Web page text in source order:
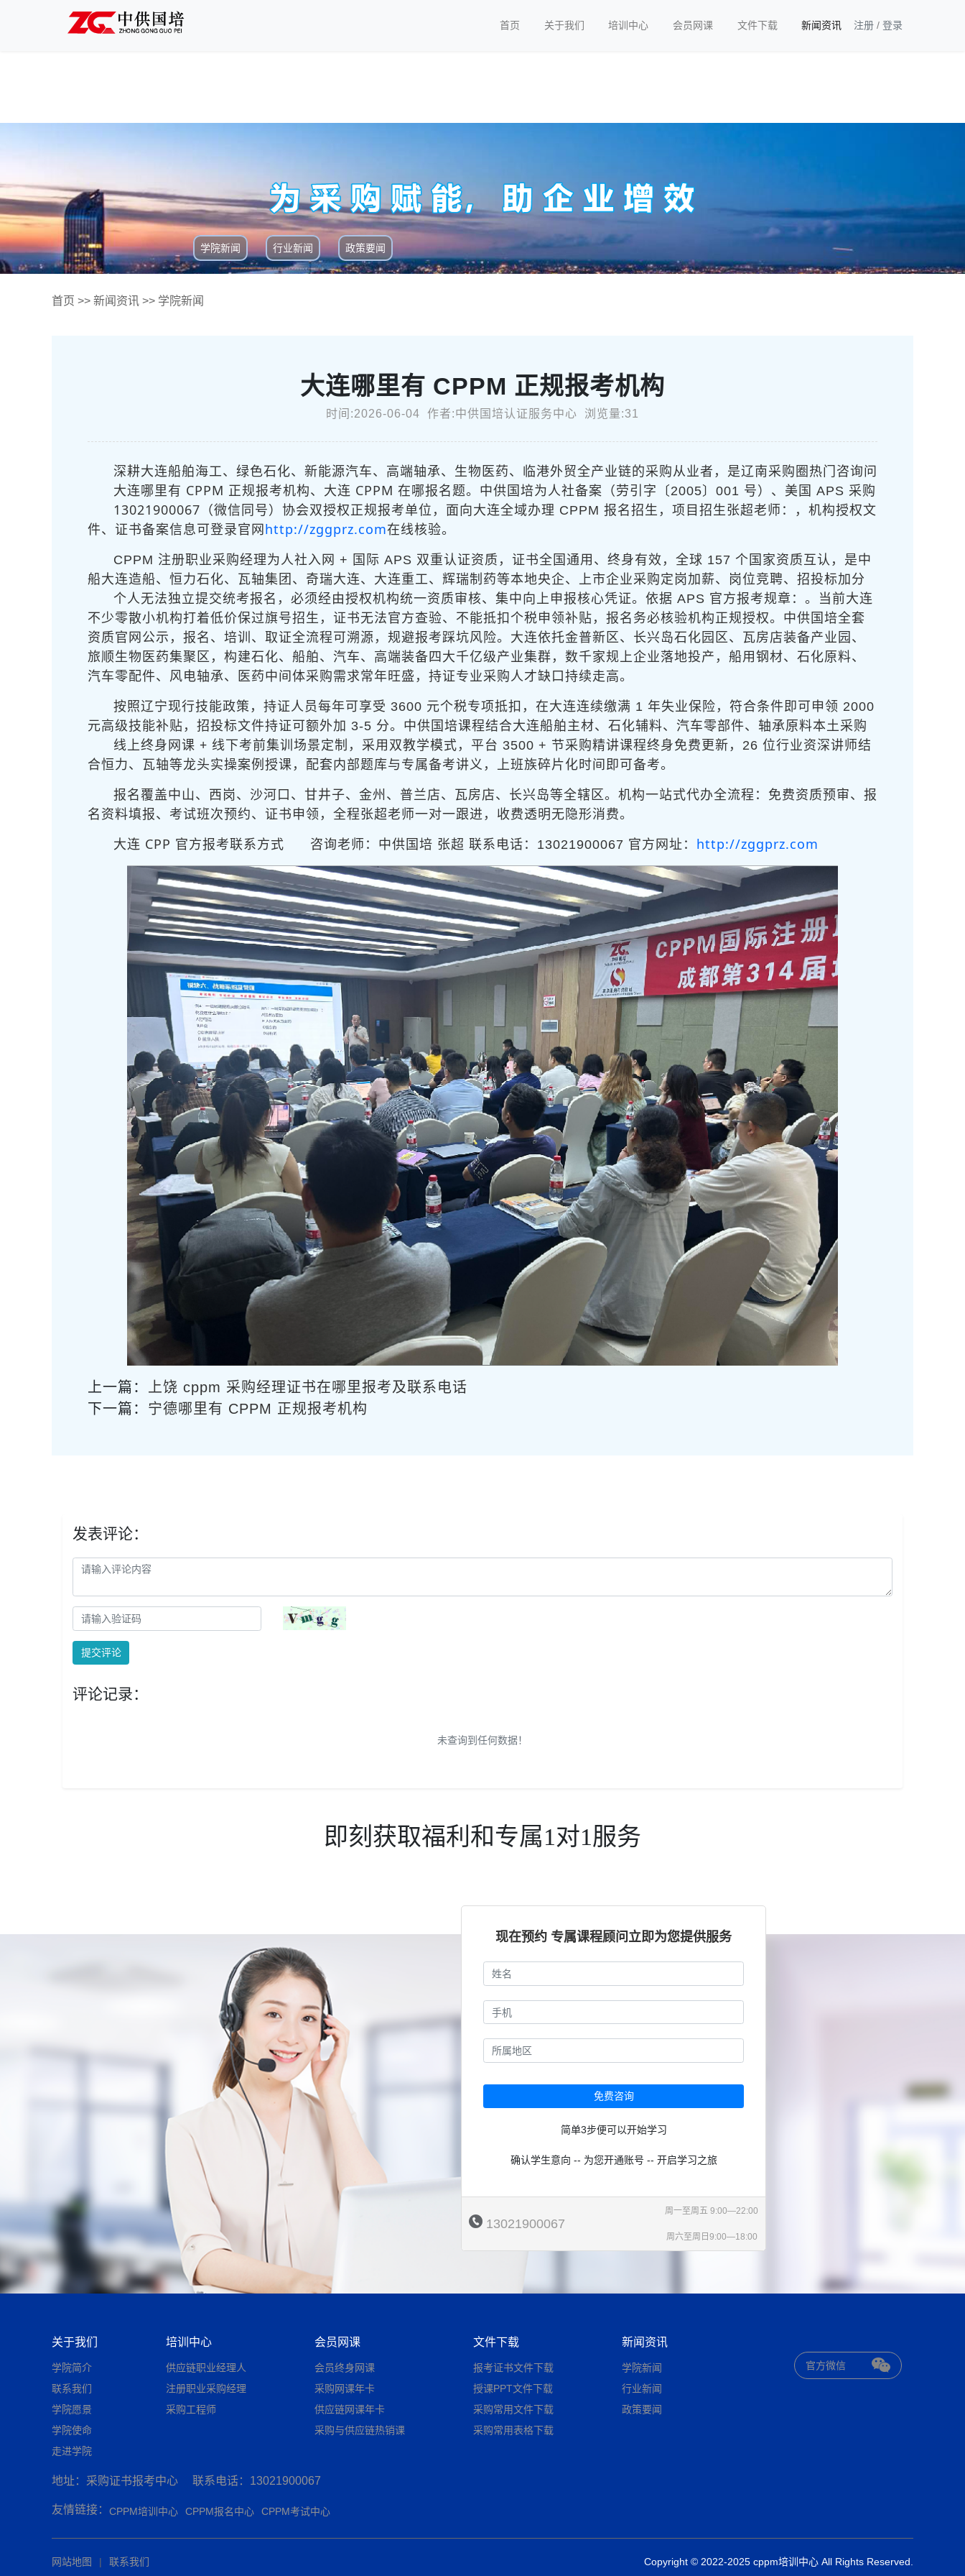
首页 关于我们 培训中心 会员网课 文件下载 新闻资讯 注册 / 登录
学院新闻 行业新闻 政策要闻
首页 >> 新闻资讯 >> 学院新闻
大连哪里有 CPPM 正规报考机构
时间:2026-06-04 作者:中供国培认证服务中心 浏览量:31
深耕大连船舶海工、绿色石化、新能源汽车、高端轴承、生物医药、临港外贸全产业链的采购从业者，
大连哪里有 CPPM 正规报考机构、大连 CPPM 在哪报名
是辽南采购圈热门咨询问
题。中供国培为人社备案（劳引字〔2005〕001 号）、美国 APS 采购
协会双授权正规报考单位，面向大连全域办理 CPPM 报名招生，项目招生张超老师：
13021900067（微信同号）
，机构授权文
件、证书备案信息可登录官网 http://zggprz.com在线核验。
CPPM 注册职业采购经理为人社入网 + 国际 APS 双重认证资质，证书全国通用、终身有效，全球 157 个国家资质互认，是中
船大连造船、恒力石化、瓦轴集团、奇瑞大连、大连重工、辉瑞制药等本地央企、上市企业采购定岗加薪、岗位竞聘、招投标加分
核心凭证。依据 APS 官方报考规章：
个人无法独立提交统考报名，必须经由授权机构统一资质审核、集中向上申报
。当前大连
不少零散小机构打着低价保过旗号招生，证书无法官方查验、不能抵扣个税申领补贴，报名务必核验机构正规授权。中供国培全套
资质官网公示，报名、培训、取证全流程可溯源，规避报考踩坑风险。大连依托金普新区、长兴岛石化园区、瓦房店装备产业园、
旅顺生物医药集聚区，构建石化、船舶、汽车、高端装备四大千亿级产业集群，数千家规上企业落地投产，船用钢材、石化原料、
汽车零配件、风电轴承、医药中间体采购需求常年旺盛，持证专业采购人才缺口持续走高。
按照辽宁现行技能政策，持证人员每年可享受 3600 元个税专项抵扣，在大连连续缴满 1 年失业保险，符合条件即可申领 2000
元高级技能补贴，招投标文件持证可额外加 3-5 分。中供国培课程结合大连船舶主材、石化辅料、汽车零部件、轴承原料本土采购
场景定制，采用
线上终身网课 + 线下考前集训
双教学模式，平台 3500 + 节采购精讲课程终身免费更新，26 位行业资深讲师结
合恒力、瓦轴等龙头实操案例授课，配套内部题库与专属备考讲义，上班族碎片化时间即可备考。
报名覆盖中山、西岗、沙河口、甘井子、金州、普兰店、瓦房店、长兴岛等全辖区。机构一站式代办全流程：免费资质预审、报
名资料填报、考试班次预约、证书申领，全程张超老师一对一跟进，收费透明无隐形消费。
大连 CPP 官方报考联系方式 咨询老师：中供国培 张超 联系电话：13021900067 官方网址： http://zggprz.com
上一篇：
上饶 cppm 采购经理证书在哪里报考及联系电话
下一篇： 宁德哪里有 CPPM 正规报考机构
发表评论：
提交评论
评论记录：
未查询到任何数据！
即刻获取福利和专属1对1服务
现在预约 专属课程顾问立即为您提供服务
免费咨询
简单3步便可以开始学习
确认学生意向 -- 为您开通账号 -- 开启学习之旅
13021900067
周一至周五 9:00—22:00
周六至周日9:00—18:00
关于我们
学院简介
联系我们
学院愿景
学院使命
走进学院
培训中心
供应链职业经理人
注册职业采购经理
采购工程师
会员网课
会员终身网课
采购网课年卡
供应链网课年卡
采购与供应链热销课
文件下载
报考证书文件下载
授课PPT文件下载
采购常用文件下载
采购常用表格下载
新闻资讯
学院新闻
行业新闻
政策要闻
地址：采购证书报考中心 联系电话：13021900067
友情链接： CPPM培训中心 CPPM报名中心 CPPM考试中心
官方微信
网站地图 | 联系我们 Copyright © 2022-2025 cppm培训中心 All Rights Reserved.